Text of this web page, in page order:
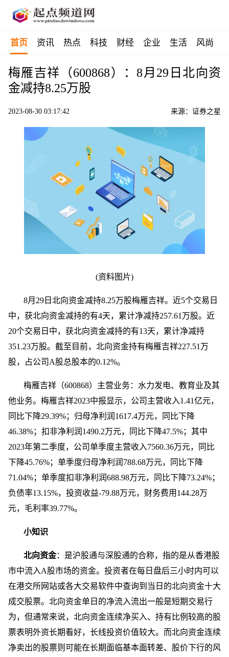
首页 资讯 热点 科技 财经 企业 生活 风尚
梅雁吉祥（600868）：8月29日北向资
金减持8.25万股
2023-08-30 03:17:42 来源：证券之星
(资料图片)
8月29日北向资金减持8.25万股梅雁吉祥。近5个交易日
中，获北向资金减持的有4天，累计净减持257.61万股。近
20个交易日中，获北向资金减持的有13天，累计净减持
351.23万股。截至目前，北向资金持有梅雁吉祥227.51万
股，占公司A股总股本的0.12%。
梅雁吉祥（600868）主营业务：水力发电、教育业及其
他业务。梅雁吉祥2023中报显示，公司主营收入1.41亿元，
同比下降29.39%；归母净利润1617.4万元，同比下降
46.38%；扣非净利润1490.2万元，同比下降47.5%；其中
2023年第二季度，公司单季度主营收入7560.36万元，同比
下降45.76%；单季度归母净利润788.68万元，同比下降
71.04%；单季度扣非净利润688.98万元，同比下降73.24%；
负债率13.15%，投资收益-79.88万元，财务费用144.28万
元，毛利率39.77%。
小知识
北向资金：是沪股通与深股通的合称，指的是从香港股
市中流入A股市场的资金。投资者在每日盘后三小时内可以
在港交所网站或各大交易软件中查询到当日的北向资金十大
成交股票。北向资金单日的净流入流出一般是短期交易行
为，但通常来说，北向资金连续净买入、持有比例较高的股
票表明外资长期看好，长线投资价值较大。而北向资金连续
净卖出的股票则可能在长期面临基本面转差、股价下行的风